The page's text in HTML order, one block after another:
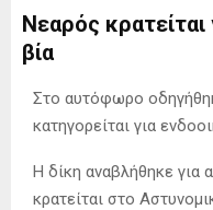
Νεαρός κρατείται
βία
Στο αυτόφωρο
κατηγορείται για
Η δίκη αναβλήθηκε για
κρατείται στο